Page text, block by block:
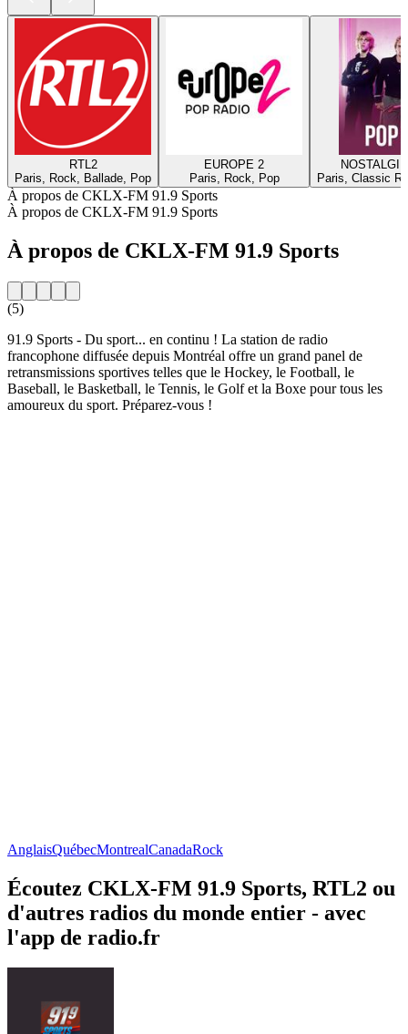
RTL2
Paris, Rock, Ballade, Pop
EUROPE 2
Paris, Rock, Pop
Paris, Classic
À propos de CKLX-FM 91.9 Sports
À propos de CKLX-FM 91.9 Sports
À propos de CKLX-FM 91.9 Sports
(5)
91.9 Sports - Du sport... en continu ! La station de radio
francophone diffusée depuis Montréal offre un grand panel de
retransmissions sportives telles que le Hockey, le Football, le
Baseball, le Basketball, le Tennis, le Golf et la Boxe pour tous les
amoureux du sport. Préparez-vous !
AnglaisQuébecMontrealCanadaRock
Écoutez CKLX-FM 91.9 Sports, RTL2 ou
d'autres radios du monde entier - avec
l'app de radio.fr